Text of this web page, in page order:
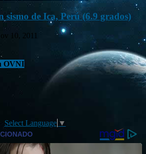
sismo de Ica, Perú (6.9 grados)
10, 2011
OVNI
Select Language ▼